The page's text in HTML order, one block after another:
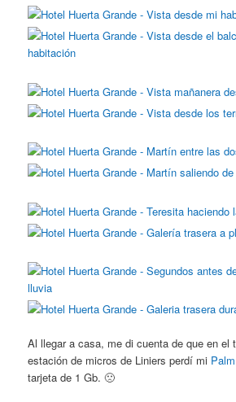
Al llegar a casa, me di cuenta de que en el
estación de micros de Liniers perdí mi
tarjeta de 1 Gb. 🙁